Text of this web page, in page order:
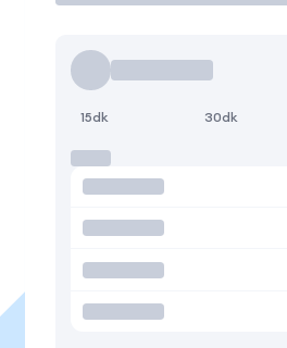
15dk 30dk